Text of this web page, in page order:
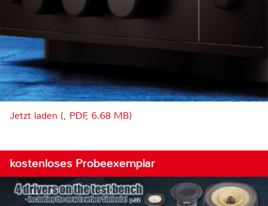
Jetzt laden (, PDF, 6.68 MB)
kostenloses Probeexemplar